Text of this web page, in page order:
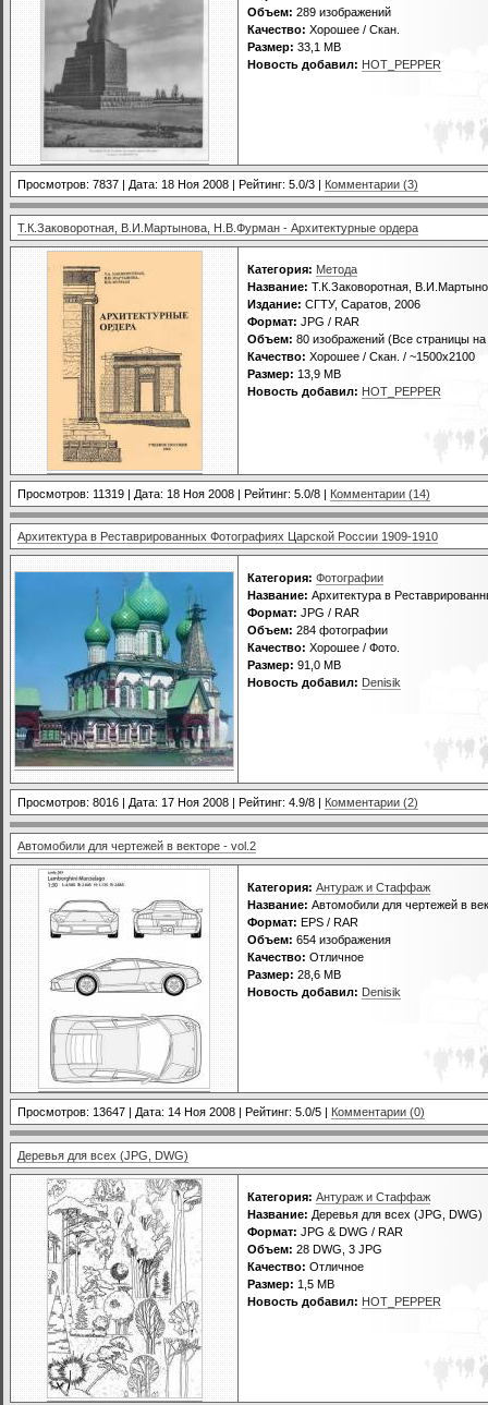
Объем: 289 изображений
Качество: Хорошее / Скан.
Размер: 33,1 MB
Новость добавил: HOT_PEPPER
Просмотров: 7837 | Дата: 18 Ноя 2008 | Рейтинг: 5.0/3 | Комментарии (3)
Т.К.Заковоротная, В.И.Мартынова, Н.В.Фурман - Архитектурные ордера
Категория: Метода
Название: Т.К.Заковоротная,
Издание: СГТУ, Саратов, 2006
Формат: JPG / RAR
Объем: 80 изображений (Все страницы
Качество: Хорошее / Скан. / ~1500x2100
Размер: 13,9 MB
Новость добавил: HOT_PEPPER
Просмотров: 11319 | Дата: 18 Ноя 2008 | Рейтинг: 5.0/8 | Комментарии (14)
Архитектура в Реставрированных Фотографиях Царской России 1909-1910
Категория: Фотографии
Название: Архитектура в
Формат: JPG / RAR
Объем: 284 фотографии
Качество: Хорошее / Фото.
Размер: 91,0 MB
Новость добавил: Denisik
Просмотров: 8016 | Дата: 17 Ноя 2008 | Рейтинг: 4.9/8 | Комментарии (2)
Автомобили для чертежей в векторе - vol.2
Категория: Антураж и Стаффаж
Название: Автомобили для чертежей в
Формат: EPS / RAR
Объем: 654 изображения
Качество: Отличное
Размер: 28,6 MB
Новость добавил: Denisik
Просмотров: 13647 | Дата: 14 Ноя 2008 | Рейтинг: 5.0/5 | Комментарии (0)
Деревья для всех (JPG, DWG)
Категория: Антураж и Стаффаж
Название: Деревья для всех (JPG, DWG)
Формат: JPG & DWG / RAR
Объем: 28 DWG, 3 JPG
Качество: Отличное
Размер: 1,5 MB
Новость добавил: HOT_PEPPER